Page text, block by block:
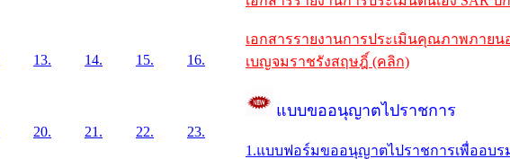
13. 14. 15. 16.
20. 21. 22. 23.
เอกสารรายงานการประเมินคุณภาพภายน
เบญจมราชรังสฤษฎิ์ (คลิก)
แบบขออนุญาตไปราชการ
1.แบบฟอร์มขออนุญาตไปราชการเพื่ออบร